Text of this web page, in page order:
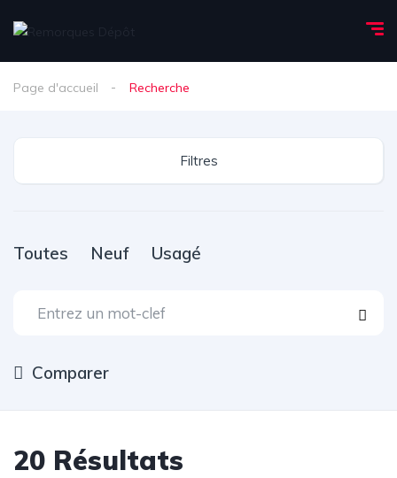
Page d'accueil Recherche
Filtres
Toutes Neuf Usagé
Comparer
20 Résultats